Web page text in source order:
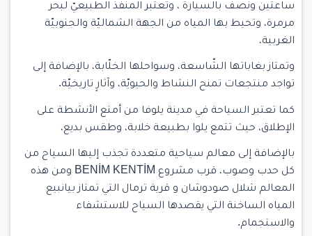
ساعتين ونصف بالسيارة ، وتعتبر المنفذ الطبيعيّ لبحر
مرمرة، وتحيط بها المياه من الجهة الشماليّة والجنوبيّة
الغربية،
وتمتاز بغاباتها الشّاسعة، وسواحلها الخلّابة، بالإضافة إلى
تواجد منتجعات تمنح النشاط والحيويّة، وآثارٍ تاريخيّة.
كما تعتبر السياحة في مدينة يلوفا من أمتع الأنشطة على
الإطلاق، حيث تتمع يلوا بطبيعة خلابة، وطقس بديع،
بالإضافة إلى معالم سياحية متعددة تجذب إليها السياح من
كل حدب وصوب، قرب مشروع BENİM KENTİM ومن هذه
المعالم شلال صودوشان و قرية ترمال التي تمتاز بيانبيع
المياه الساخنة التي يقصدها السياح للاستشفاء
والاستجمام.